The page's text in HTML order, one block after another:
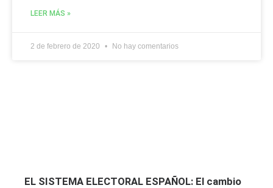
LEER MÁS »
2 de febrero de 2020 No hay comentarios
EL SISTEMA ELECTORAL ESPAÑOL: El cambio